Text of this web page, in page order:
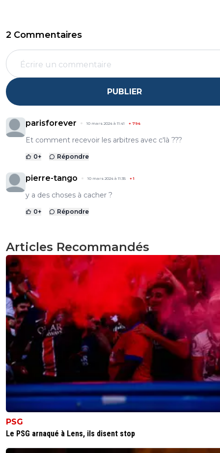
2 Commentaires
PUBLIER
parisforever 10 mars 2024 à 11:41 + 794
Et comment recevoir les arbitres avec c'là ???
0+ Répondre
pierre-tango 10 mars 2024 à 11:35 +1
y a des choses à cacher ?
0+ Répondre
Articles Recommandés
PSG
Le PSG arnaqué à Lens, ils disent stop